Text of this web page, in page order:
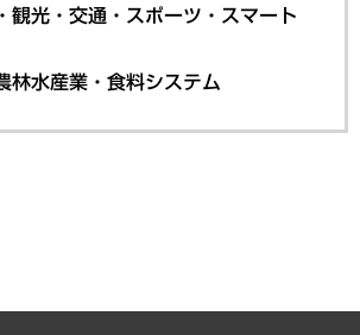
観光・交通・スポーツ・スマート
林水産業・食料システム